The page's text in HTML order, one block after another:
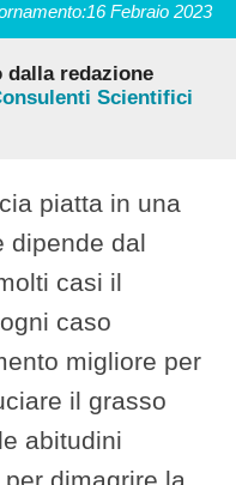
16 Febraio 2023
redazione
Scientifici
piatta in una
dipende dal
casi il
caso
migliore per
il grasso
abitudini